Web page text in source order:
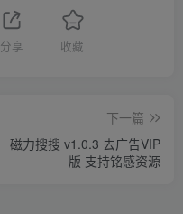
分享 收藏
下一篇
磁力搜搜 v1.0.3 去广告VIP
版 支持铭感资源